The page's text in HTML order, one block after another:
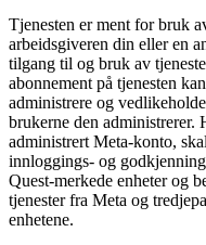
Tjenesten er ment for bruk
arbeidsgiveren din eller en
tilgang til og bruk av
abonnement på tjenesten
administrere og
brukerne den administrerer.
administrert Meta-konto,
innloggings- og
Quest-merkede enheter og
tjenester fra Meta og
enhetene.